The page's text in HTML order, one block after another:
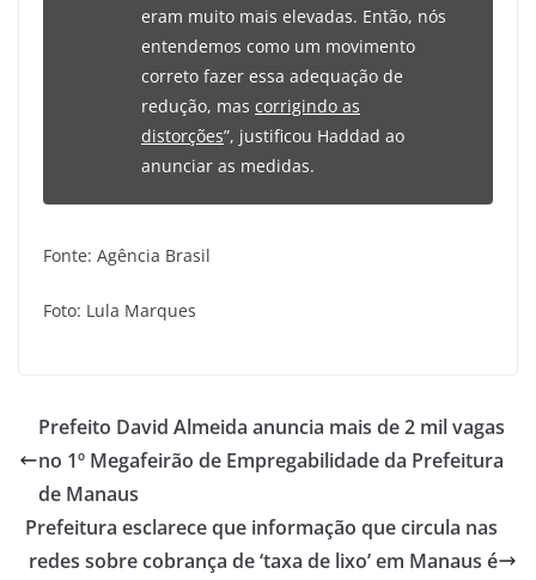
eram muito mais elevadas. Então, nós
entendemos como um movimento
correto fazer essa adequação de
redução, mas corrigindo as
distorções”, justificou Haddad ao
anunciar as medidas.
Fonte: Agência Brasil
Foto: Lula Marques
Prefeito David Almeida anuncia mais de 2 mil vagas
no 1º Megafeirão de Empregabilidade da Prefeitura
de Manaus
Prefeitura esclarece que informação que circula nas
redes sobre cobrança de ‘taxa de lixo’ em Manaus é